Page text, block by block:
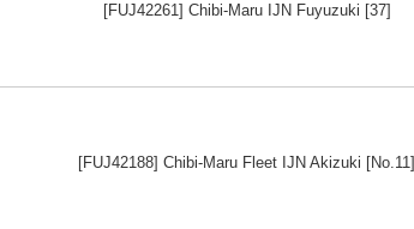
[FUJ42261] Chibi-Maru IJN Fuyuzuki [37]
[FUJ42188] Chibi-Maru Fleet IJN Akizuki [No.11]